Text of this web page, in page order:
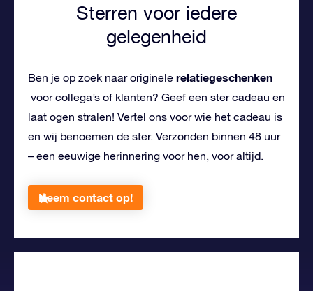
Sterren voor iedere
gelegenheid
Ben je op zoek naar originele relatiegeschenken
voor collega’s of klanten? Geef een ster cadeau en
laat ogen stralen! Vertel ons voor wie het cadeau is
en wij benoemen de ster. Verzonden binnen 48 uur
– een eeuwige herinnering voor hen, voor altijd.
Neem contact op!